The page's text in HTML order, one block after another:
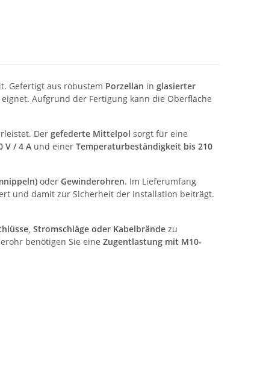
Gefertigt aus robustem Porzellan in glasierter
Aufgrund der Fertigung kann die Oberfläche
Der gefederte Mittelpol sorgt für eine
V / 4 A und einer Temperaturbeständigkeit bis 210
oder Gewinderohren. Im Lieferumfang
und damit zur Sicherheit der Installation beiträgt.
Stromschläge oder Kabelbrände zu
benötigen Sie eine Zugentlastung mit M10-